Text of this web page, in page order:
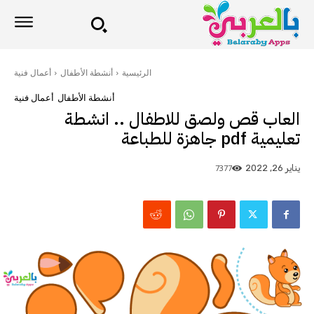
الرئيسية أنشطة الأطفال أعمال فنية
أنشطة الأطفال أعمال فنية
العاب قص ولصق للاطفال .. انشطة
تعليمية pdf جاهزة للطباعة
يناير 26, 2022 7377